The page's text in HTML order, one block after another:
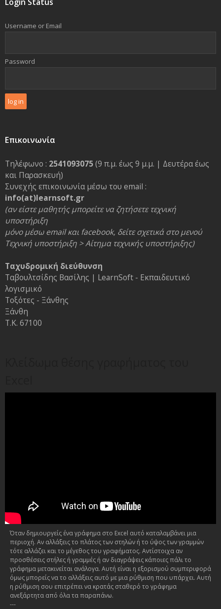
Username or Email
Password
Επικοινωνία
Τηλέφωνο : 2541093075(9 π.μ. έως 9 μ.μ. | Δευτέρα έως
και Παρασκευή)
Συνεχής επικοινωνία μέσω του email :
info(at)learnsoft.gr
(αν είστε μαθητής μπορείτε να ζητήσετε τεχνική
υποστήριξη
μόνο μέσω email και facebook, δείτε σχετικά στο μενού
Τεχνική υποστήριξη > Αίτημα τεχνικής υποστήριξης)
Ταχυδρομική διεύθυνση
Ταβουλτσίδης Βασίλης | LearnSoft - Εκπαιδευτικό
λογισμικό
Τοξότες - Ξάνθης
Ξάνθη
Τ.Κ. 67100
Όταν δημιουργείς ένα γράφημα στο Excel αυτό καταλαμβάνει μια
περιοχή. Αν αλλάξεις το πλάτος των στηλών ή το ύψος των γραμμών
τότε αλλάζει και το μέγεθος του γραφήματος. Αντίστοιχα αν
προσθέσεις στήλες ή γραμμές ή αν διαγράψεις κάποιες πάλι το
γράφημα μετακινείται ανάλογα. Αυτή είναι η εξορισμού συμπεριφορά
όμως μπορείς να το αλλάξεις αυτό με μια ρύθμιση που υπάρχει. Αυτή
η ρύθμιση σου επιτρέπει να κρατάς σταθερό το γράφημα
ανεξάρτητα από όλα τα παραπάνω.
---